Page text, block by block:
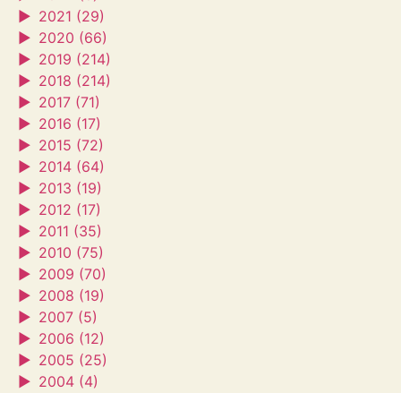
► 2021 (29)
► 2020 (66)
► 2019 (214)
► 2018 (214)
► 2017 (71)
► 2016 (17)
► 2015 (72)
► 2014 (64)
► 2013 (19)
► 2012 (17)
► 2011 (35)
► 2010 (75)
► 2009 (70)
► 2008 (19)
► 2007 (5)
► 2006 (12)
► 2005 (25)
► 2004 (4)